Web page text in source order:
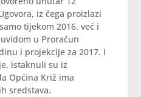
iz čega proizlazi
tijekom 2016. već i
u Proračun
i projekcije za 2017. i
istaknuli su iz
Općina Križ ima
sredstava.